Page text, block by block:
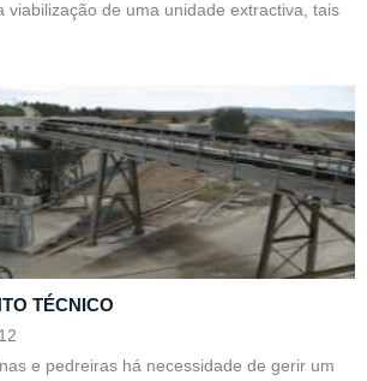
viabilização de uma unidade extractiva, tais
TÉCNICO
e pedreiras há necessidade de gerir um